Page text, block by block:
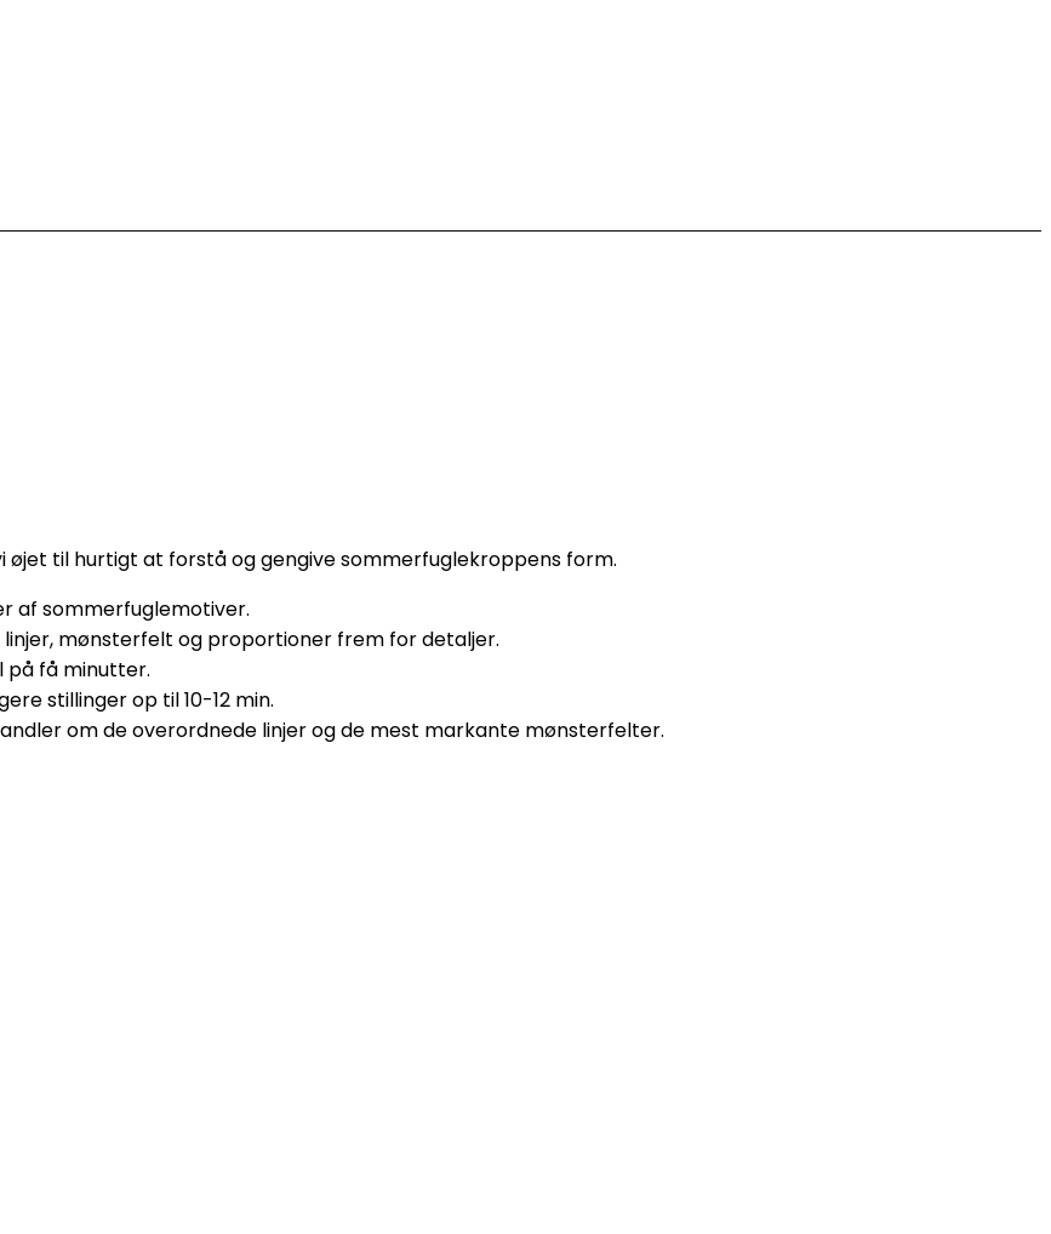
til hurtigt at forstå og gengive sommerfuglekroppens form.
af sommerfuglemotiver.
mønsterfelt og proportioner frem for detaljer.
på få minutter.
stillinger op til 10-12 min.
om de overordnede linjer og de mest markante mønsterfelter.